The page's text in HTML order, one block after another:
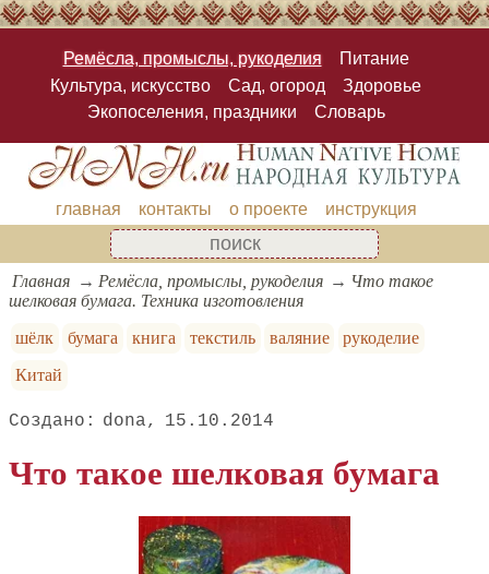
Ремёсла, промыслы, рукоделия
Питание
Культура, искусство
Сад, огород
Здоровье
Экопоселения, праздники
Словарь
главная контакты о проекте инструкция
Главная Ремёсла, промыслы, рукоделия
Что такое
шелковая бумага. Техника изготовления
шёлк
бумага книга текстиль валяние
рукоделие
Китай
dona 15.10.2014
Что такое шелковая бумага